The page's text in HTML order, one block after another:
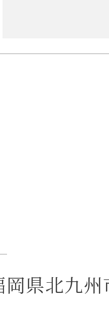
岡県北九